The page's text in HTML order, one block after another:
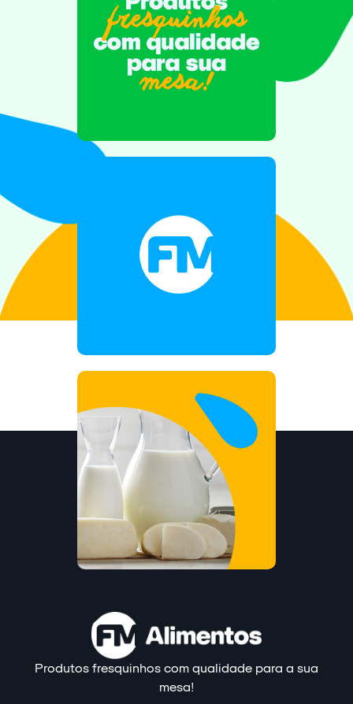
Produtos fresquinhos com qualidade para a sua
mesa!